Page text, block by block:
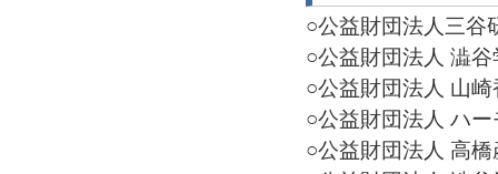
○公益財団法人三谷
○公益財団法人 澁
○公益財団法人 山
○公益財団法人 ハ
○公益財団法人 高